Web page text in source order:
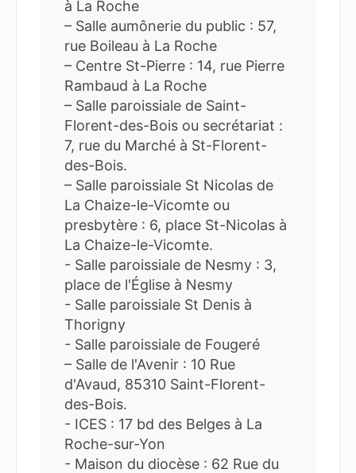
à La Roche
– Salle aumônerie du public : 57,
rue Boileau à La Roche
– Centre St-Pierre : 14, rue Pierre
Rambaud à La Roche
– Salle paroissiale de Saint-
Florent-des-Bois ou secrétariat :
7, rue du Marché à St-Florent-
des-Bois.
– Salle paroissiale St Nicolas de
La Chaize-le-Vicomte ou
presbytère : 6, place St-Nicolas à
La Chaize-le-Vicomte.
- Salle paroissiale de Nesmy : 3,
place de l'Église à Nesmy
- Salle paroissiale St Denis à
Thorigny
- Salle paroissiale de Fougeré
– Salle de l'Avenir : 10 Rue
d'Avaud, 85310 Saint-Florent-
des-Bois.
- ICES : 17 bd des Belges à La
Roche-sur-Yon
- Maison du diocèse : 62 Rue du